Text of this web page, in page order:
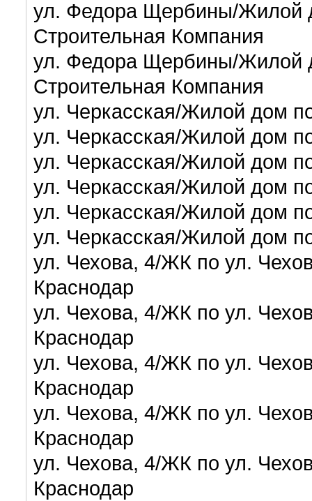
ул. Федора Щербины/
Строительная Компания
ул. Федора Щербины/
Строительная Компания
ул. Черкасская/Жилой дом
ул. Черкасская/Жилой дом
ул. Черкасская/Жилой дом
ул. Черкасская/Жилой дом
ул. Черкасская/Жилой дом
ул. Черкасская/Жилой дом
ул. Чехова, 4/ЖК по ул.
Краснодар
ул. Чехова, 4/ЖК по ул.
Краснодар
ул. Чехова, 4/ЖК по ул.
Краснодар
ул. Чехова, 4/ЖК по ул.
Краснодар
ул. Чехова, 4/ЖК по ул.
Краснодар